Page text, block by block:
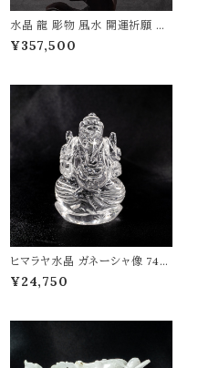
水晶 龍 彫物 風水 開運祈願 金
運祈願 開運 金運 財産運 出世
運 幸福 成功 高品質 パワースト
¥357,500
ヒマラヤ水晶 ガネーシャ像 74g
インド 神様 財運 金運 高品質 パ
ワーストーン 天然石 t0504
¥24,750